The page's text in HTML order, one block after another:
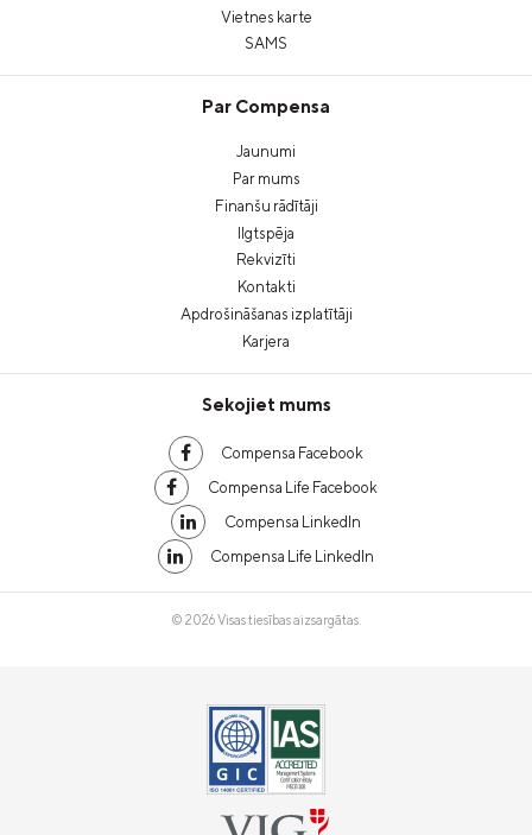
Vietnes karte
SAMS
Par Compensa
Jaunumi
Par mums
Finanšu rādītāji
Ilgtspēja
Rekvizīti
Kontakti
Apdrošināšanas izplatītāji
Karjera
Sekojiet mums
Compensa Facebook
Compensa Life Facebook
Compensa LinkedIn
Compensa Life LinkedIn
© 2026 Visas tiesības aizsargātas.